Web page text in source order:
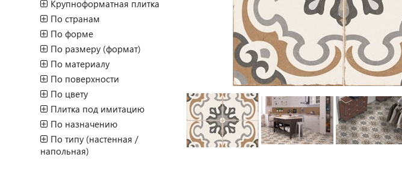
Крупноформатная плитка
По странам
По форме
По размеру (формат)
По материалу
По поверхности
По цвету
Плитка под имитацию
По назначению
По типу (настенная /
напольная)